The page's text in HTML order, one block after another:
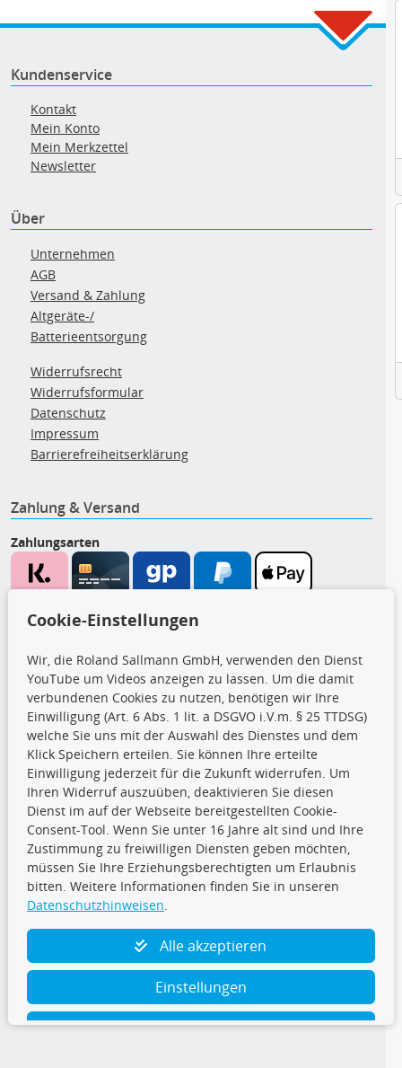
Kundenservice
Kontakt
Mein Konto
Mein Merkzettel
Newsletter
Über
Unternehmen
AGB
Versand & Zahlung
Altgeräte-/
Batterieentsorgung
Widerrufsrecht
Widerrufsformular
Datenschutz
Impressum
Barrierefreiheitserklärung
Zahlung & Versand
Zahlungsarten
CARAT Gruppe
Folge uns
TecDoc Inside
Cookie-Einstellungen
Wir, die Roland Sallmann GmbH, verwenden den Dienst
YouTube um Videos anzeigen zu lassen. Um die damit
verbundenen Cookies zu nutzen, benötigen wir Ihre
Einwilligung (Art. 6 Abs. 1 lit. a DSGVO i.V.m. § 25 TTDSG)
welche Sie uns mit der Auswahl des Dienstes und dem
Klick Speichern erteilen. Sie können Ihre erteilte
Einwilligung jederzeit für die Zukunft widerrufen. Um
Ihren Widerruf auszuüben, deaktivieren Sie diesen
Dienst im auf der Webseite bereitgestellten Cookie-
Consent-Tool. Wenn Sie unter 16 Jahre alt sind und Ihre
Zustimmung zu freiwilligen Diensten geben möchten,
müssen Sie Ihre Erziehungsberechtigten um Erlaubnis
bitten. Weitere Informationen finden Sie in unseren
Datenschutzhinweisen.
Alle akzeptieren
Einstellungen
Ablehnen